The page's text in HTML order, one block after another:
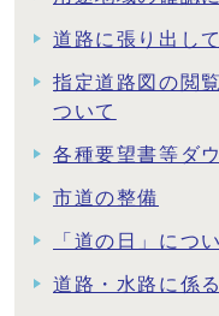
道路に張り出し
指定道路図の閲
ついて
各種要望書等ダ
市道の整備
「道の日」につ
道路・水路に係